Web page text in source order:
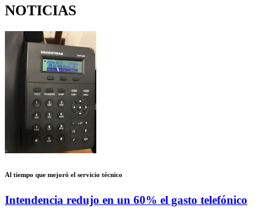
NOTICIAS
Al tiempo que mejoró el servicio técnico
Intendencia redujo en un 60% el gasto telefónico